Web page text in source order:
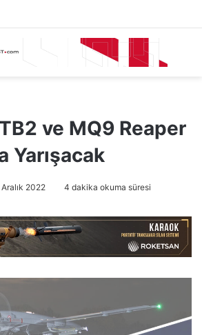
ve MQ9 Reaper
Yarışacak
Aralık 2022 4 dakika okuma süresi